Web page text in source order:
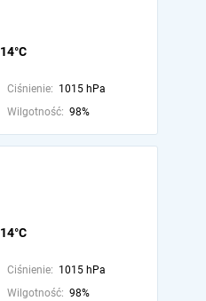
14°C
Ciśnienie: 1015 hPa
Wilgotność: 98%
14°C
Ciśnienie: 1015 hPa
Wilgotność: 98%